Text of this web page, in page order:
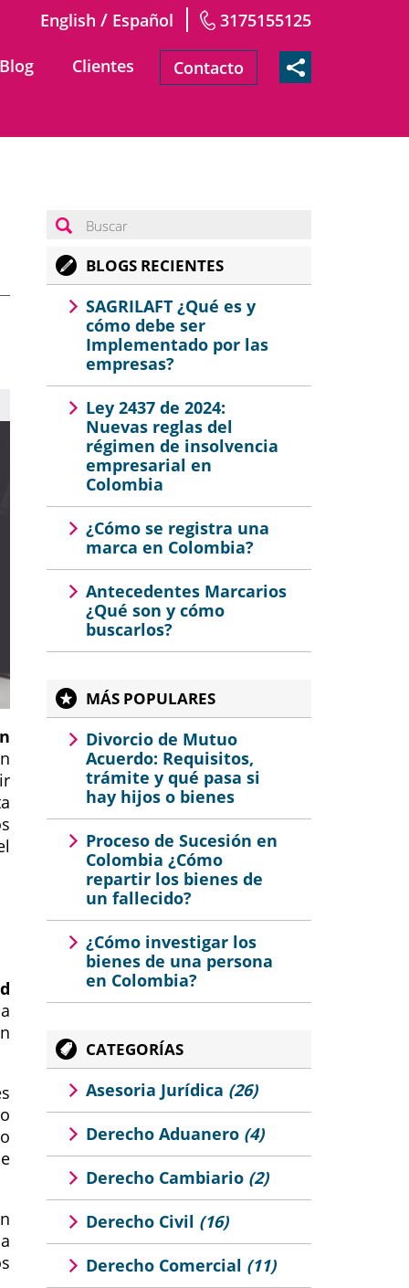
English / Español 3175155125
Blog Clientes Contacto
BLOGS RECIENTES
SAGRILAFT ¿Qué es y
cómo debe ser
Implementado por las
empresas?
Ley 2437 de 2024:
Nuevas reglas del
régimen de insolvencia
empresarial en
Colombia
¿Cómo se registra una
marca en Colombia?
Antecedentes Marcarios
¿Qué son y cómo
buscarlos?
MÁS POPULARES
Divorcio de Mutuo
Acuerdo: Requisitos,
trámite y qué pasa si
hay hijos o bienes
Proceso de Sucesión en
Colombia ¿Cómo
repartir los bienes de
un fallecido?
¿Cómo investigar los
bienes de una persona
en Colombia?
CATEGORÍAS
Asesoria Jurídica (26)
Derecho Aduanero (4)
Derecho Cambiario (2)
Derecho Civil (16)
Derecho Comercial (11)